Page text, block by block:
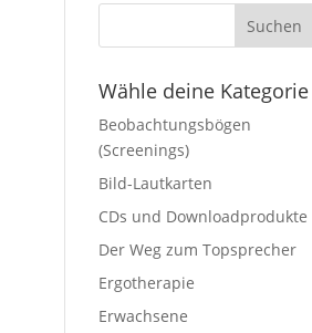
Wähle deine Kategorie
Beobachtungsbögen
(Screenings)
Bild-Lautkarten
CDs und Downloadprodukte
Der Weg zum Topsprecher
Ergotherapie
Erwachsene